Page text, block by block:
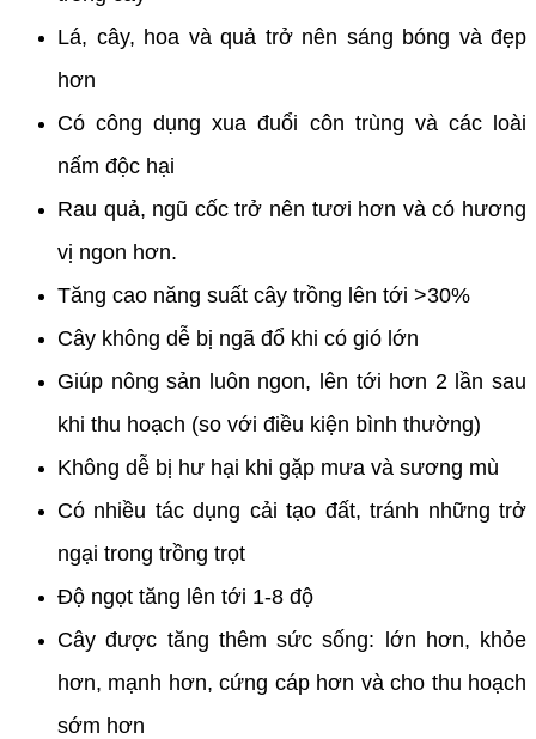
Lá, cây, hoa và quả trở nên sáng bóng và đẹp
hơn
Có công dụng xua đuổi côn trùng và các loài
nấm độc hại
Rau quả, ngũ cốc trở nên tươi hơn và có hương
vị ngon hơn.
Tăng cao năng suất cây trồng lên tới >30%
Cây không dễ bị ngã đổ khi có gió lớn
Giúp nông sản luôn ngon, lên tới hơn 2 lần sau
khi thu hoạch (so với điều kiện bình thường)
Không dễ bị hư hại khi gặp mưa và sương mù
Có nhiều tác dụng cải tạo đất, tránh những trở
ngại trong trồng trọt
Độ ngọt tăng lên tới 1-8 độ
Cây được tăng thêm sức sống: lớn hơn, khỏe
hơn, mạnh hơn, cứng cáp hơn và cho thu hoạch
sớm hơn